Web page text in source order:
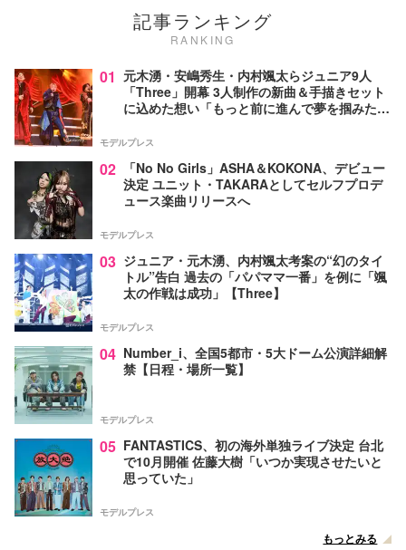
記事ランキング
RANKING
01 元木湧・安嶋秀生・内村颯太らジュニア9人
「Three」開幕 3人制作の新曲＆手描きセット
に込めた想い「もっと前に進んで夢を掴みた
モデルプレス
02
「No No Girls」ASHA＆KOKONA、デビュー
決定 ユニット・TAKARAとしてセルフプロデ
ュース楽曲リリースへ
モデルプレス
03 ジュニア・元木湧、内村颯太考案の“幻のタイ
トル”告白 過去の「パパママ一番」を例に「颯
太の作戦は成功」【Three】
モデルプレス
04 Number_i、全国5都市・5大ドーム公演詳細解
禁【日程・場所一覧】
モデルプレス
05 FANTASTICS、初の海外単独ライブ決定 台北
で10月開催 佐藤大樹「いつか実現させたいと
思っていた」
モデルプレス
もっとみる